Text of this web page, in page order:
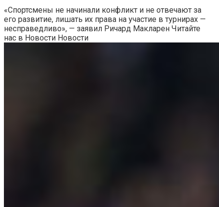
«Спортсмены не начинали конфликт и не отвечают за
его развитие, лишать их права на участие в турнирах —
несправедливо», — заявил Ричард Макларен Читайте
нас в Новости Новости